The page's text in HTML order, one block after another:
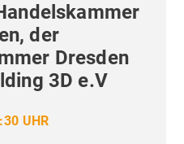
der
Dresden
3D e.V
UHR